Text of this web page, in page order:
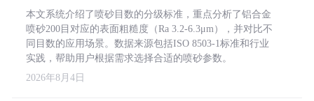
本文系统介绍了喷砂目数的分级标准，重点分析了铝合金
喷砂200目对应的表面粗糙度（Ra 3.2-6.3μm），并对比不
同目数的应用场景。数据来源包括ISO 8503-1标准和行业
实践，帮助用户根据需求选择合适的喷砂参数。
2026年8月4日